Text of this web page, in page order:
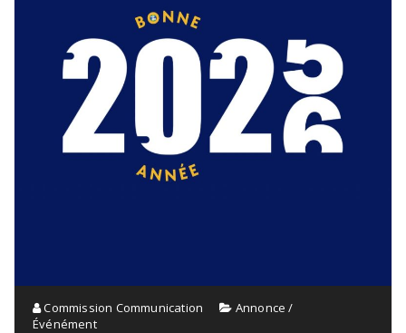
Commission Communication
Annonce /
Événément